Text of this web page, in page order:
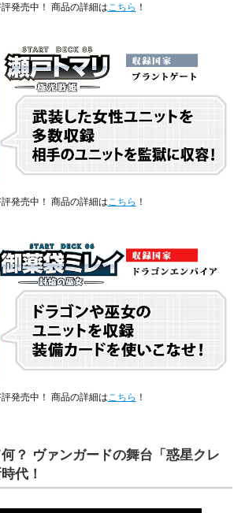
発売中！ 商品の詳細は こちら ！
発売中！ 商品の詳細はこちら ！
発売中！ 商品の詳細は こちら ！
？ ヴァンガードの舞台「惑星クレ
代！